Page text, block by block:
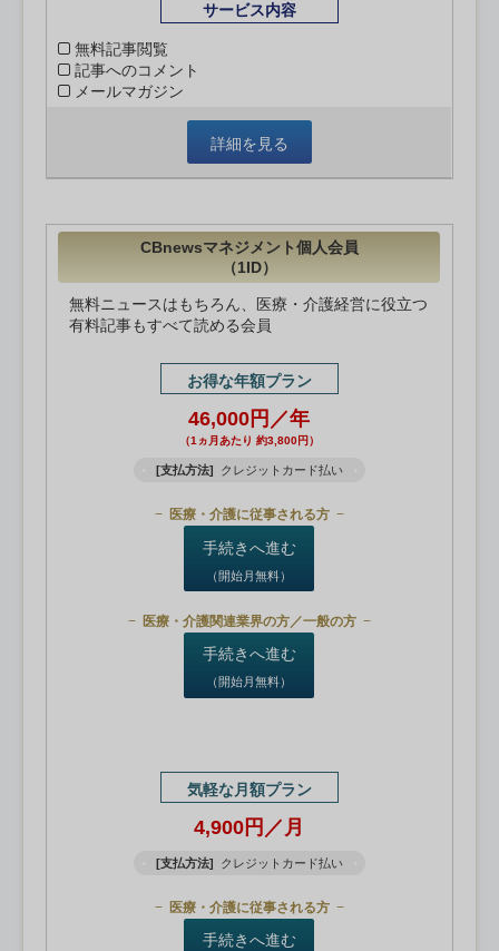
サービス内容
無料記事閲覧
記事へのコメント
メールマガジン
詳細を見る
CBnewsマネジメント個人会員
（1ID）
無料ニュースはもちろん、医療・介護経営に役立つ
有料記事もすべて読める会員
お得な年額プラン
46,000円／年
（1ヵ月あたり 約3,800円）
[支払方法] クレジットカード払い
医療・介護に従事される方
手続きへ進む
（開始月無料）
医療・介護関連業界の方／一般の方
手続きへ進む
（開始月無料）
気軽な月額プラン
4,900円／月
[支払方法] クレジットカード払い
医療・介護に従事される方
手続きへ進む